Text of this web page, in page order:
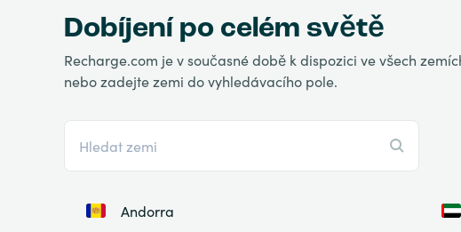
Dobíjení po celém světě
Recharge.com je v současné době k dispozici ve všech
nebo zadejte zemi do vyhledávacího pole.
Andorra